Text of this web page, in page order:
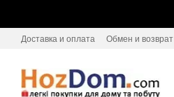
Доставка и оплата Обмен и возврат